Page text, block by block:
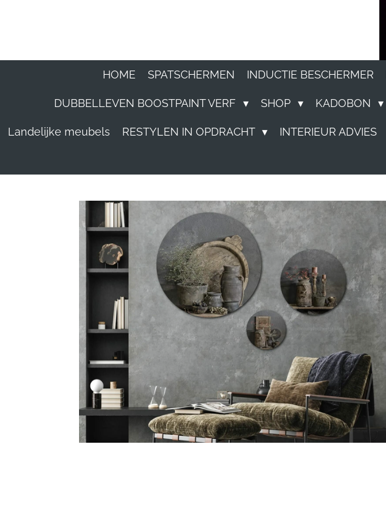
hoofdinhoud
HOME SPATSCHERMEN INDUCTIE BESCHERMER
DUBBELLEVEN BOOSTPAINT VERF SHOP KADOBON
Landelijke meubels RESTYLEN IN OPDRACHT INTERIEUR ADVIES